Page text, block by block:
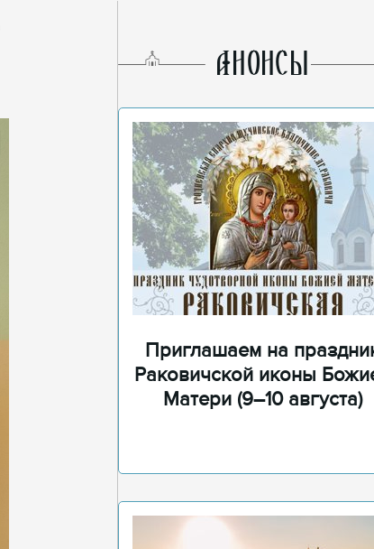
AНОНСЫ
Приглашаем на
Раковичской иконы
Матери (9–10 августа)